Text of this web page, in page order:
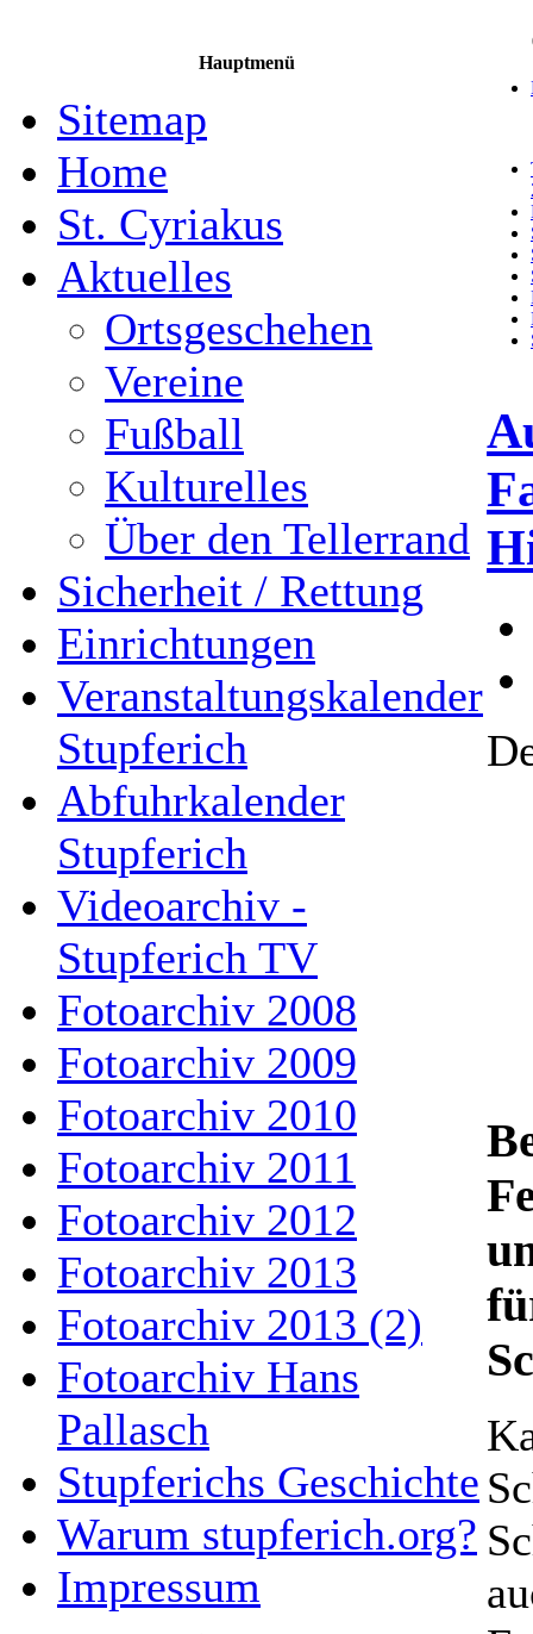
Hauptmenü
Sitemap
Home
St. Cyriakus
Aktuelles
Ortsgeschehen
Vereine
Fußball
Kulturelles
Über den Tellerrand
Sicherheit / Rettung
Einrichtungen
Veranstaltungskalender
Stupferich
Abfuhrkalender
Stupferich
Videoarchiv -
Stupferich TV
Fotoarchiv 2008
Fotoarchiv 2009
Fotoarchiv 2010
Fotoarchiv 2011
Fotoarchiv 2012
Fotoarchiv 2013
Fotoarchiv 2013 (2)
Fotoarchiv Hans
Pallasch
Stupferichs Geschichte
Warum stupferich.org?
Impressum